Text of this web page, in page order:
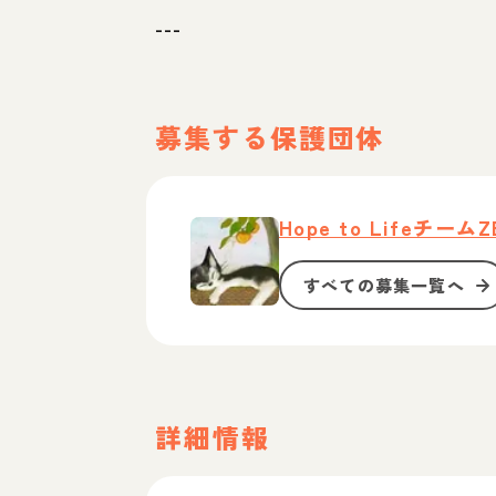
---
募集する保護団体
Hope to Lifeチーム
すべての募集一覧へ
詳細情報